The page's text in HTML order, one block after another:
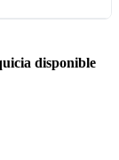
disponible